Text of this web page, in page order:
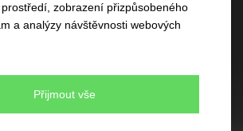
zobrazení přizpůsobeného
a analýzy návštěvnosti webových
Přijmout vše
kšiltovky
barevných kombinací
množství pro objednávku